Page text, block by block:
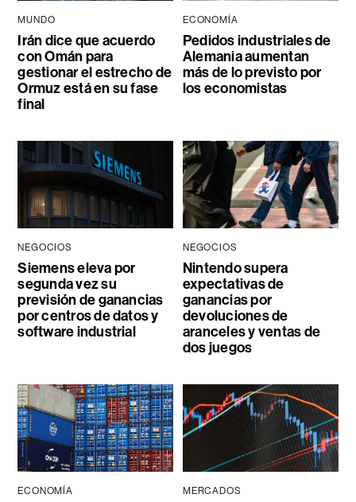
MUNDO
Irán dice que acuerdo
con Omán para
gestionar el estrecho de
Ormuz está en su fase
final
ECONOMÍA
Pedidos industriales de
Alemania aumentan
más de lo previsto por
los economistas
NEGOCIOS
Siemens eleva por
segunda vez su
previsión de ganancias
por centros de datos y
software industrial
NEGOCIOS
Nintendo supera
expectativas de
ganancias por
devoluciones de
aranceles y ventas de
dos juegos
ECONOMÍA MERCADOS